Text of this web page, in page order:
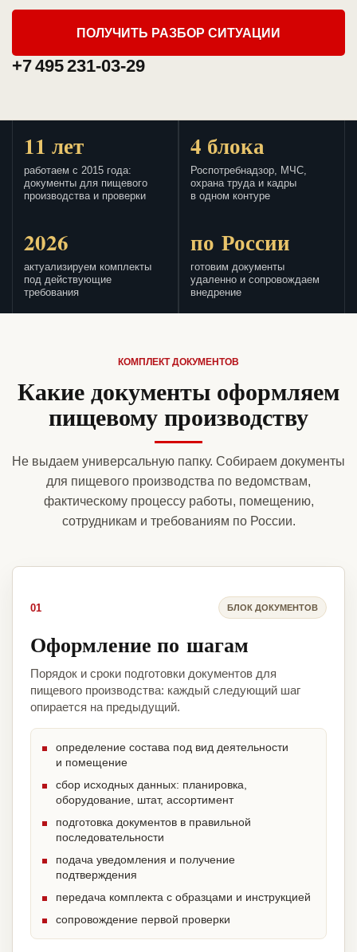
ПОЛУЧИТЬ РАЗБОР СИТУАЦИИ
+7 495 231-03-29
11 лет
работаем с 2015 года:
документы для пищевого
производства и проверки
4 блока
Роспотребнадзор, МЧС,
охрана труда и кадры
в одном контуре
2026
актуализируем комплекты
под действующие
требования
по России
готовим документы
удаленно и сопровождаем
внедрение
КОМПЛЕКТ ДОКУМЕНТОВ
Какие документы оформляем
пищевому производству
Не выдаем универсальную папку. Собираем документы
для пищевого производства по ведомствам,
фактическому процессу работы, помещению,
сотрудникам и требованиям по России.
01 БЛОК ДОКУМЕНТОВ
Оформление по шагам
Порядок и сроки подготовки документов для
пищевого производства: каждый следующий шаг
опирается на предыдущий.
определение состава под вид деятельности
и помещение
сбор исходных данных: планировка,
оборудование, штат, ассортимент
подготовка документов в правильной
последовательности
подача уведомления и получение
подтверждения
передача комплекта с образцами и инструкцией
сопровождение первой проверки